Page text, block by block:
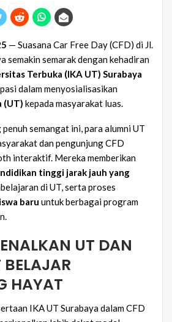
— Suasana Car Free Day (CFD) di Jl.
semakin semarak dengan kehadiran
Terbuka (IKA UT) Surabaya
dalam menyosialisasikan
(UT) kepada masyarakat luas.
semangat ini, para alumni UT
dan pengunjung CFD
interaktif. Mereka memberikan
tinggi jarak jauh yang
di UT, serta proses
baru untuk berbagai program
UT DAN
HAYAT
IKA UT Surabaya dalam CFD